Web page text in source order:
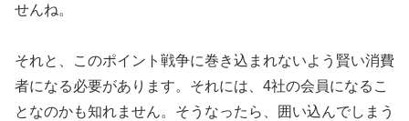
せんね。
それと、このポイント戦争に巻き込まれないよう賢い消費
者になる必要があります。それには、4社の会員になるこ
となのかも知れません。そうなったら、囲い込んでしまう